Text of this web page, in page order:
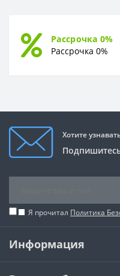
Рассрочка 0%
Рассрочка 0%
Хотите
Я прочитал Политика
Информация